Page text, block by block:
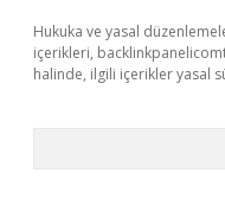
Hukuka ve yasal
içerikleri,
halinde, ilgili içerikler yasal